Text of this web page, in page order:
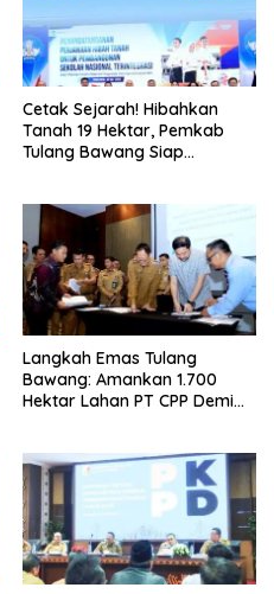
Cetak Sejarah! Hibahkan
Tanah 19 Hektar, Pemkab
Tulang Bawang Siap
Lampung
Langkah Emas Tulang
Bawang: Amankan 1.700
Hektar Lahan PT CPP Demi